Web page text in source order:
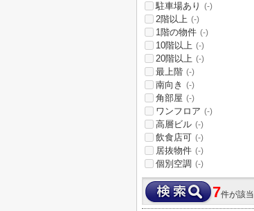
駐車場あり (-)
2階以上 (-)
1階の物件 (-)
10階以上 (-)
20階以上 (-)
最上階 (-)
南向き (-)
角部屋 (-)
ワンフロア (-)
高層ビル (-)
飲食店可 (-)
居抜物件 (-)
個別空調 (-)
7件が該当